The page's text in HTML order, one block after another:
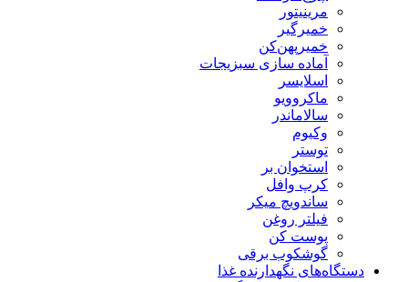
مرینیتور
خمیرگیر
خمیر‌پهن‌کن
آماده سازی سبزیجات
اسلایسر
ماکروویو
سالاماندر
وکیوم
توستر
استخوان بر
کرپ وافل
ساندویچ میکر
فیلتر روغن
پوست کن
گوشکوب برقی
دستگاه‌های نگهدارنده غذا